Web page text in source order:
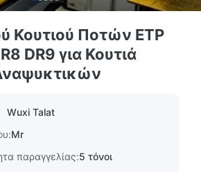
Κουτιού Ποτών ETP
DR9 για Κουτιά
Wuxi Talat
Mr
παραγγελίας:5 τόνοι